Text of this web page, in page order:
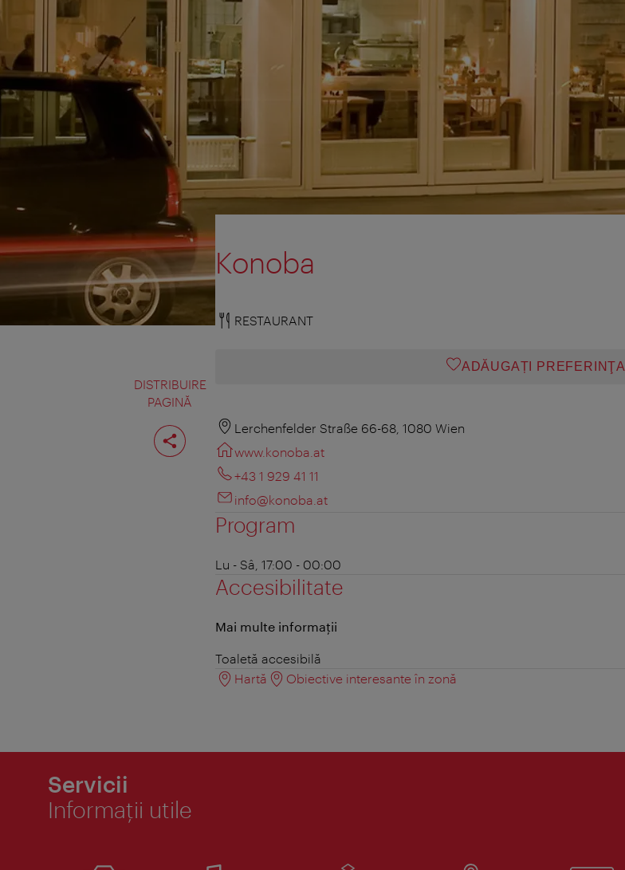
DISTRIBUIRE
PAGINĂ
Distribuiţi
pagina
Konoba
RESTAURANT
ADĂUGAȚI PREFERINŢA
Lerchenfelder Straße 66-68, 1080 Wien
www.konoba.at
+43 1 929 41 11
info@konoba.at
Program
Lu - Sâ, 17:00 - 00:00
Accesibilitate
Mai multe informații
Toaletă accesibilă
Hartă
Obiective interesante în zonă
Servicii
Informaţii utile